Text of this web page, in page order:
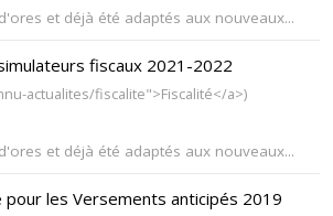
et déjà été adaptés aux nouveaux...
fiscaux 2021-2022
actualites/fiscalite">Fiscalité</a>)
et déjà été adaptés aux nouveaux...
pour les Versements anticipés 2019